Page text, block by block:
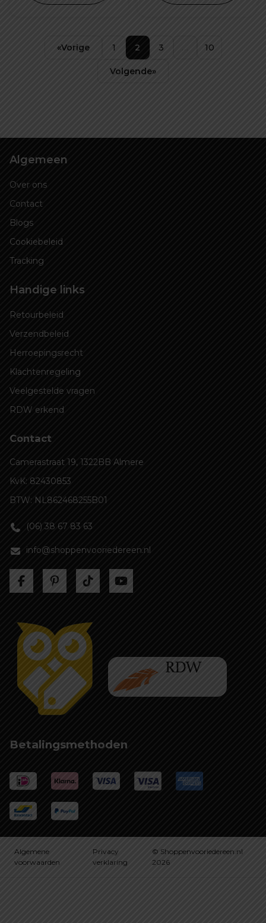
«Vorige 1 2 3 10
Volgende»
Algemeen
Over ons
Contact
Blogs
Cookiebeleid
Tracking
Handige links
Retourbeleid
Verzendbeleid
Herroepingsrecht
Klachtenregeling
Veelgestelde vragen
RDW erkend
Contact
Camerastraat 19, 1322BB Almere
KvK: 82430853
BTW: NL862468255B01
(06) 38 67 83 63
info@shoppenvooriedereen.nl
Betalingsmethoden
Algemene
voorwaarden
Privacy
verklaring
© Shoppenvooriedereen.nl
2026